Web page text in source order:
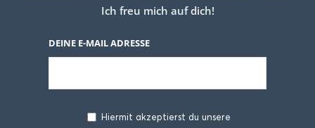
Ich freu mich auf dich!
DEINE E-MAIL ADRESSE
Hiermit akzeptierst du unsere